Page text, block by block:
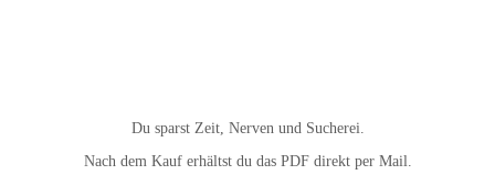
Du sparst Zeit, Nerven und Sucherei.
Nach dem Kauf erhältst du das PDF direkt per Mail.